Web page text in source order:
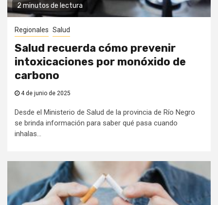
2 minutos de lectura
Regionales Salud
Salud recuerda cómo prevenir
intoxicaciones por monóxido de
carbono
4 de junio de 2025
Desde el Ministerio de Salud de la provincia de Río Negro
se brinda información para saber qué pasa cuando
inhalas...